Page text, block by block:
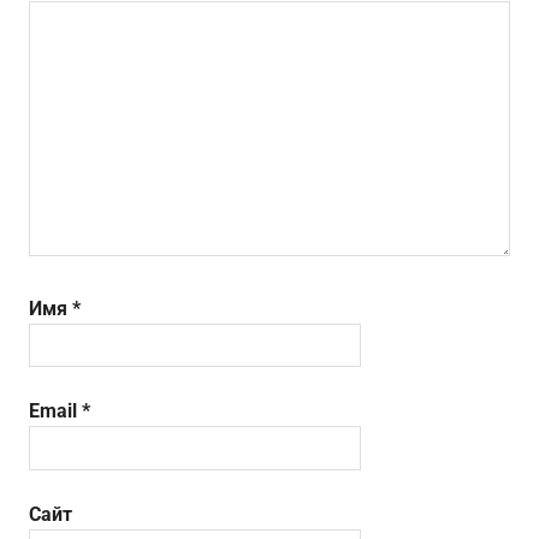
Имя *
Email *
Сайт